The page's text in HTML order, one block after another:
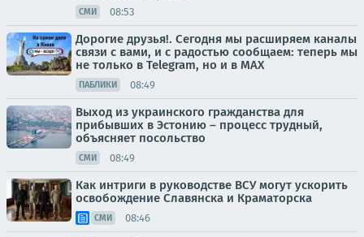
СМИ 08:53
Дорогие друзья!. Сегодня мы расширяем каналы
связи с вами, и с радостью сообщаем: теперь мы
не только в Telegram, но и в МАХ
ПАБЛИКИ 08:49
Выход из украинского гражданства для
прибывших в Эстонию – процесс трудный,
объясняет посольство
СМИ 08:49
Как интриги в руководстве ВСУ могут ускорить
освобождение Славянска и Краматорска
СМИ 08:46